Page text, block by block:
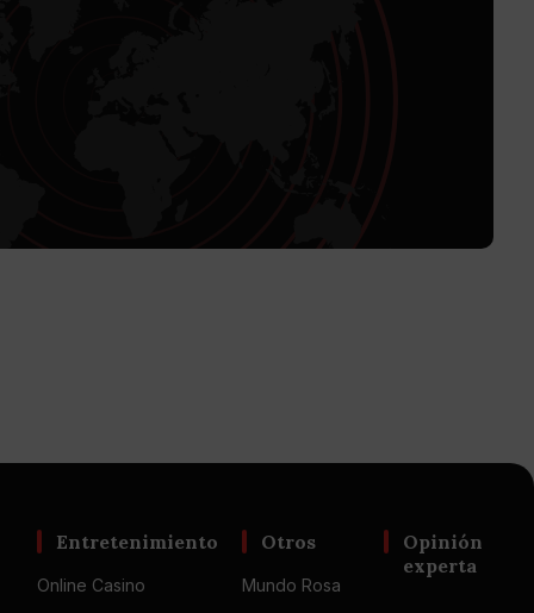
Entretenimiento
Online Casino
Otros
Mundo Rosa
Opinión
experta